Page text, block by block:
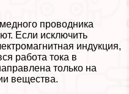
проводника
Если исключить
индукция,
работа тока в
только на
вещества.